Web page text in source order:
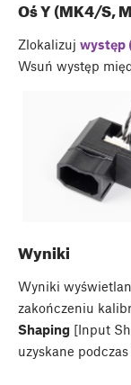
Oś Y (MK4/S,
Zlokalizuj występ
Wsuń występ
Wyniki
Wyniki
zakończeniu
Shaping [Input
uzyskane